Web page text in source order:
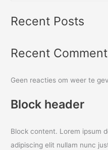
Recent Posts
Recent
Geen reacties om weer te
Block header
Block content. Lorem ipsum
adipiscing elit nullam nunc